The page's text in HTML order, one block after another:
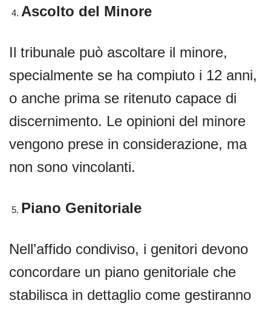
Ascolto del Minore
Il tribunale può ascoltare il minore,
specialmente se ha compiuto i 12 anni,
o anche prima se ritenuto capace di
discernimento. Le opinioni del minore
vengono prese in considerazione, ma
non sono vincolanti.
Piano Genitoriale
Nell’affido condiviso, i genitori devono
concordare un piano genitoriale che
stabilisca in dettaglio come gestiranno